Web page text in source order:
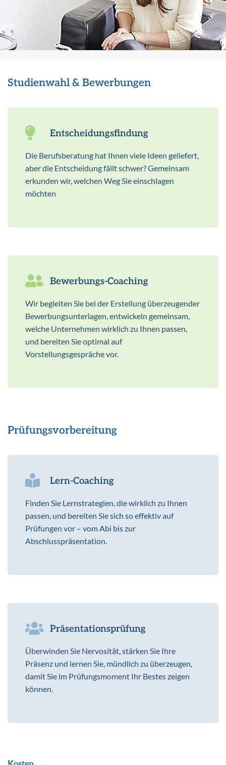
Studienwahl & Bewerbungen
Entscheidungsfindung
Die Berufsberatung hat Ihnen viele Ideen geliefert,
aber die Entscheidung fällt schwer? Gemeinsam
erkunden wir, welchen Weg Sie einschlagen
möchten
Bewerbungs-Coaching
Wir begleiten Sie bei der Erstellung überzeugender
Bewerbungsunterlagen, entwickeln gemeinsam,
welche Unternehmen wirklich zu Ihnen passen,
und bereiten Sie optimal auf
Vorstellungsgespräche vor.
Prüfungsvorbereitung
Lern-Coaching
Finden Sie Lernstrategien, die wirklich zu Ihnen
passen, und bereiten Sie sich so effektiv auf
Prüfungen vor – vom Abi bis zur
Abschlusspräsentation.
Präsentationsprüfung
Überwinden Sie Nervosität, stärken Sie Ihre
Präsenz und lernen Sie, mündlich zu überzeugen,
damit Sie im Prüfungsmoment Ihr Bestes zeigen
können.